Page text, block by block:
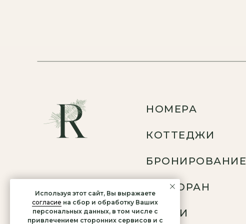
НОМЕРА
БРОНИРОВАНИЕ
РЕСТОРАН
АКЦИИ
КОТТЕДЖИ
Используя этот сайт, Вы выражаете
согласие на сбор и обработку Ваших
персональных данных, в том числе с
привлечением сторонних сервисов и с